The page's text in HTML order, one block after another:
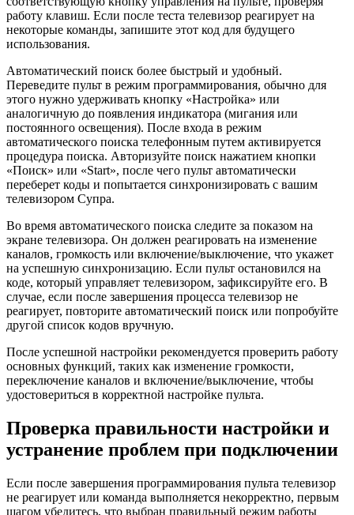
работу клавиш. Если после теста телевизор реагирует на
некоторые команды, запишите этот код для будущего
использования.
Автоматический поиск более быстрый и удобный.
Переведите пульт в режим программирования, обычно для
этого нужно удерживать кнопку «Настройка» или
аналогичную до появления индикатора (мигания или
постоянного освещения). После входа в режим
автоматического поиска телефонным путем активируется
процедура поиска. Авторизуйте поиск нажатием кнопки
«Поиск» или «Start», после чего пульт автоматически
переберет коды и попытается синхронизировать с вашим
телевизором Супра.
Во время автоматического поиска следите за показом на
экране телевизора. Он должен реагировать на изменение
каналов, громкость или включение/выключение, что укажет
на успешную синхронизацию. Если пульт остановился на
коде, который управляет телевизором, зафиксируйте его. В
случае, если после завершения процесса телевизор не
реагирует, повторите автоматический поиск или попробуйте
другой список кодов вручную.
После успешной настройки рекомендуется проверить работу
основных функций, таких как изменение громкости,
переключение каналов и включение/выключение, чтобы
удостовериться в корректной настройке пульта.
Проверка правильности настройки и
устранение проблем при подключении
Если после завершения программирования пульта телевизор
не реагирует или команда выполняется некорректно, первым
шагом убедитесь, что выбран правильный режим работы